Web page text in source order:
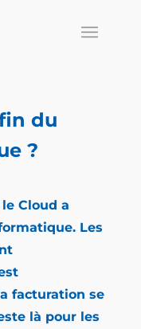
du
?
Cloud a
Les
facturation se
là pour les